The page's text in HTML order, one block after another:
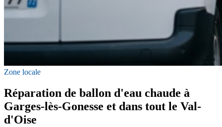
Zone locale
Réparation de ballon d'eau chaude à
Garges-lès-Gonesse et dans tout le Val-
d'Oise